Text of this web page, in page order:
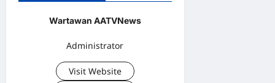
Wartawan AATVNews
Administrator
Visit Website